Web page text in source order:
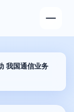
我国通信业务